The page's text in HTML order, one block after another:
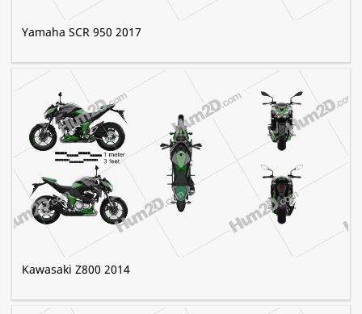
Yamaha SCR 950 2017
Kawasaki Z800 2014